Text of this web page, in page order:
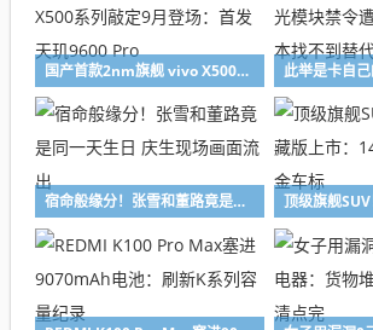
国产首款2nm旗舰 vivo X500系列敲定9月登场：首发天玑9600 Pro
宿命般缘分！张雪和董路竟是同一天生日 庆生现场画面流出